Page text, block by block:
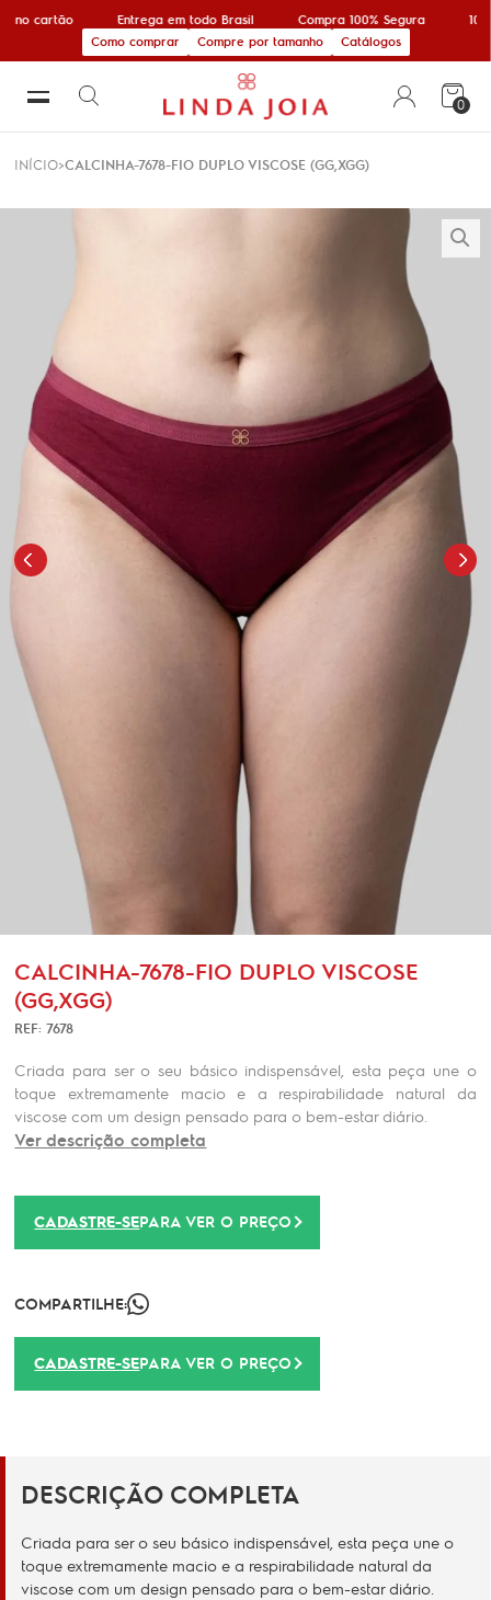
no cartão Entrega em todo Brasil Compra 100% Segura
Como comprar
Compre por tamanho Catálogos
0
INÍCIO CALCINHA-7678-FIO DUPLO VISCOSE (GG,XGG)
CALCINHA-7678-FIO DUPLO VISCOSE
(GG,XGG)
REF: 7678
Criada para ser o seu básico indispensável, esta peça une o
toque extremamente macio e a respirabilidade natural da
viscose com um design pensado para o bem-estar diário.
Ver descrição completa
CADASTRE-SEPARA VER O PREÇO
COMPARTILHE:
CADASTRE-SEPARA VER O PREÇO
DESCRIÇÃO COMPLETA
Criada para ser o seu básico indispensável, esta peça une o
toque extremamente macio e a respirabilidade natural da
viscose com um design pensado para o bem-estar diário.